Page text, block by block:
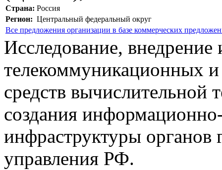
Страна: Россия
Регион: Центральный федеральный округ
Все предложения организации в базе коммерческих
Исследование,
телекоммуникационных
средств вычислительной
создания
инфраструктуры органов
управления РФ.